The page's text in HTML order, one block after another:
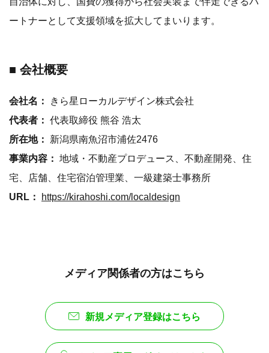
ートナーとして支援領域を拡大してまいります。
■ 会社概要
会社名：
きら星ローカルデザイン株式会社
代表者： 代表取締役 熊谷 浩太
所在地：
新潟県南魚沼市浦佐2476
事業内容： 地域・不動産プロデュース、不動産開発、住
宅、店舗、住宅宿泊管理業、一級建築士事務所
URL：
https://kirahoshi.com/localdesign
メディア関係者の方はこちら
新規メディア登録はこちら